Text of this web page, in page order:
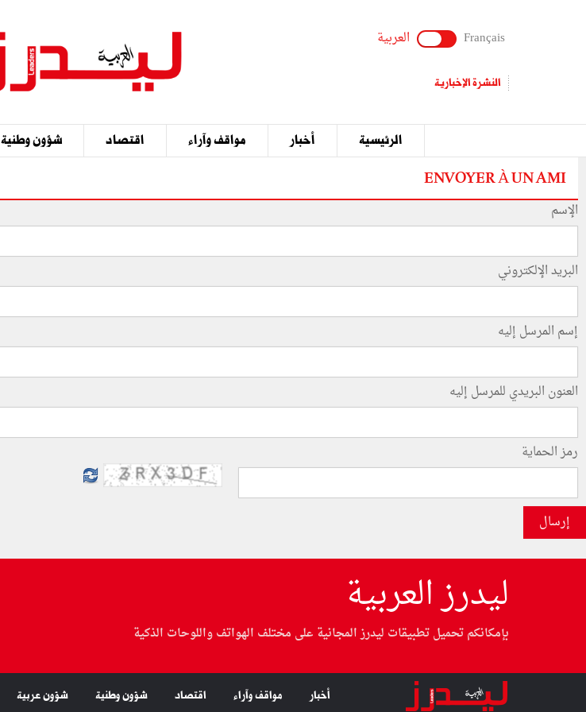
Français العربية
النشرة الإخبارية
الرئيسية أخبار مواقف وآراء اقتصاد شؤون وطنية
ENVOYER À UN AMI
الإسم
البريد الإلكتروني
إسم المرسل إليه
العنون البريدي للمرسل إليه
رمز الحماية
إرسال
ليدرز العربية
بإمكانكم تحميل تطبيقات ليدرز المجانية على مختلف الهواتف واللوحات الذكية
أخبار مواقف وآراء اقتصاد شؤون وطنية شؤون عربية